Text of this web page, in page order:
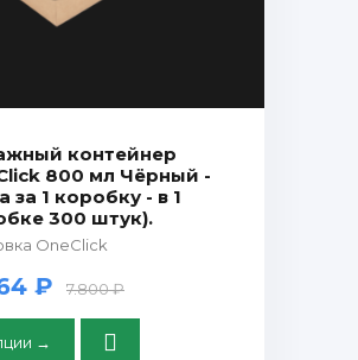
контейнер
800 мл Чёрный -
за 1 коробку - в 1
300 штук).
OneClick
₽ 7.800 ₽
→